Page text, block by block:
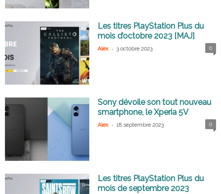
Les titres PlayStation Plus du
mois d’octobre 2023 [MAJ]
Alex - 3 octobre 2023 0
Sony dévoile son tout nouveau
smartphone, le Xperia 5V
Alex - 18 septembre 2023 0
Les titres PlayStation Plus du
mois de septembre 2023